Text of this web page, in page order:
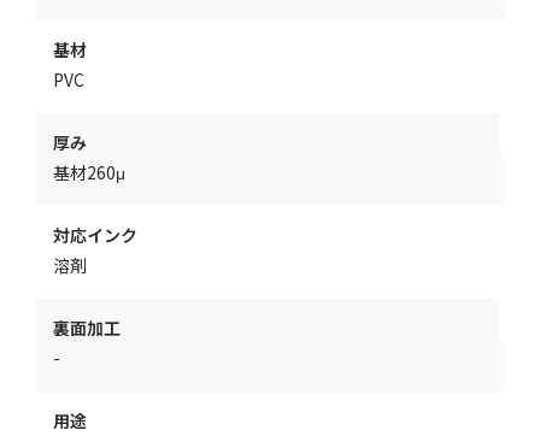
基材
PVC
厚み
基材260μ
対応インク
溶剤
裏面加工
-
用途